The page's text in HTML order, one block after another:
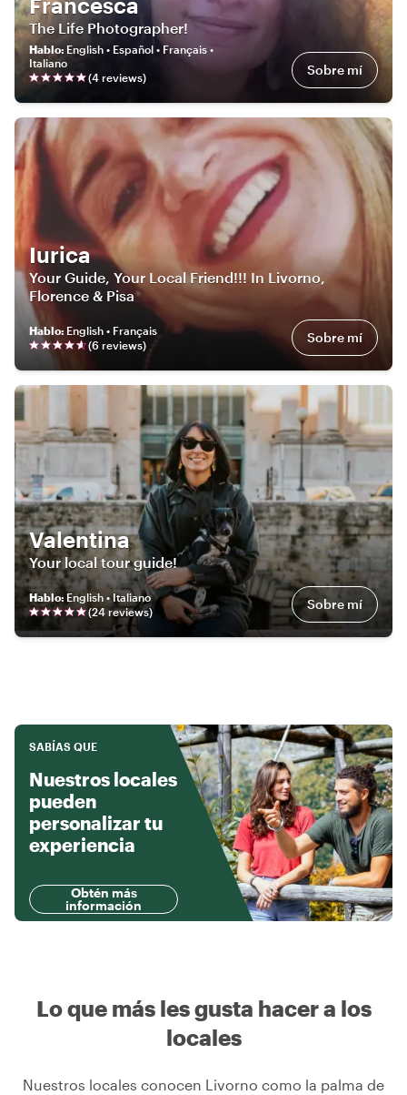
Francesca
The Life Photographer!
Hablo: English • Español • Français •
Italiano
(4 reviews) Sobre mí
Iurica
Your Guide, Your Local Friend!!! In Livorno,
Florence & Pisa
Hablo: English • Français
(6 reviews) Sobre mí
Valentina
Your local tour guide!
Hablo: English • Italiano
(24 reviews) Sobre mí
SABÍAS QUE
Nuestros locales
pueden
personalizar tu
experiencia
Obtén más
información
Lo que más les gusta hacer a los
locales
Nuestros locales conocen Livorno como la palma de